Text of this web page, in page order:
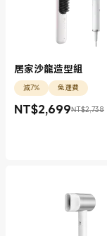
居家沙龍造型組
減7% 免運費
NT$2,699
現價 NT$2699.00NT$2,738
銷售價格 NT$2,738